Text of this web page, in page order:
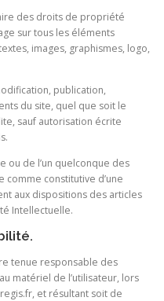
des droits de propriété
sur tous les éléments
images, graphismes, logo,
publication,
du site, quel que soit le
sauf autorisation écrite
ou de l’un quelconque des
comme constitutive d’une
aux dispositions des articles
Intellectuelle.
tenue responsable des
matériel de l’utilisateur, lors
et résultant soit de